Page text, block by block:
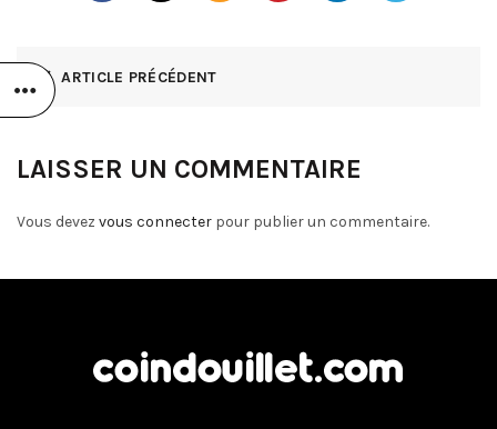
ARTICLE PRÉCÉDENT
LAISSER UN COMMENTAIRE
Vous devez vous connecter pour publier un commentaire.